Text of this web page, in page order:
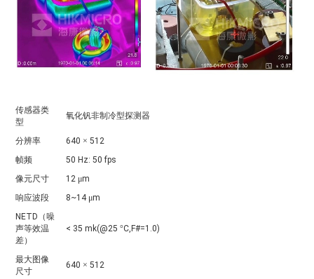
传感器类
型
氧化钒非制冷型探测器
分辨率 640 × 512
帧频
50 Hz: 50 fps
像元尺寸
12 μm
响应波段
8~14 μm
NETD （噪
声等效温
差）
< 35 mk(@25 °C,F#=1.0)
最大图像
尺寸
640 × 512